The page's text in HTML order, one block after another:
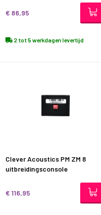
€ 86,95
2 tot 5 werkdagen levertijd
Clever Acoustics PM ZM 8
uitbreidingsconsole
€ 116,95